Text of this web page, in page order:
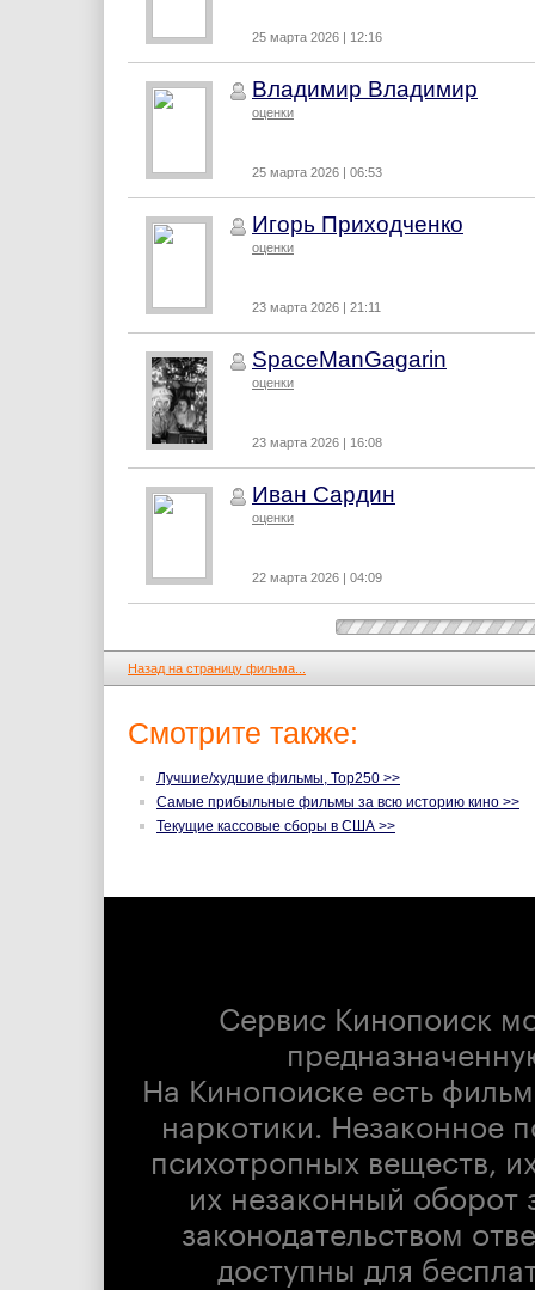
25 марта 2026 | 12:16
Владимир Владимир
оценки
25 марта 2026 | 06:53
Игорь Приходченко
оценки
23 марта 2026 | 21:11
SpaceManGagarin
оценки
23 марта 2026 | 16:08
Иван Сардин
оценки
22 марта 2026 | 04:09
Назад на страницу фильма...
Смотрите также:
Лучшие/худшие фильмы, Top250 >>
Самые прибыльные фильмы за всю историю кино >>
Текущие кассовые сборы в США >>
Сервис Кинопоиск
На Кинопоиске есть
наркотики. Незаконное
психотропных веществ,
их незаконный оборот
законодательством
доступны для